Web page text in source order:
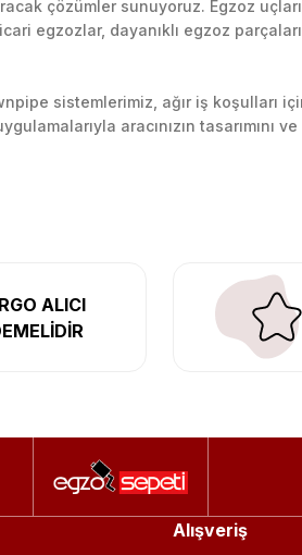
çözümler sunuyoruz. Egzoz
egzozlar, dayanıklı egzoz
sistemlerimiz, ağır iş koşulları
aracınızın tasarımını
merkezimizde profesyonel montaj
ALICI
Alışveriş